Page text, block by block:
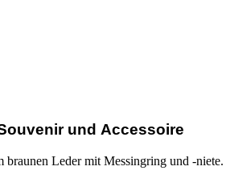
und Accessoire
braunen Leder mit Messingring und -niete.